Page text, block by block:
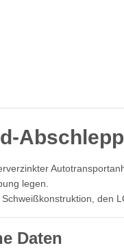
anzeigen
legen.
den
Daten